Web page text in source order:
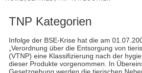
TNP Kategorien
Infolge der BSE-Krise hat die am
„Verordnung über die Entsorgung von
(VTNP) eine Klassifizierung nach der
dieser Produkte vorgenommen. In
Gesetzgebung werden die tierischen